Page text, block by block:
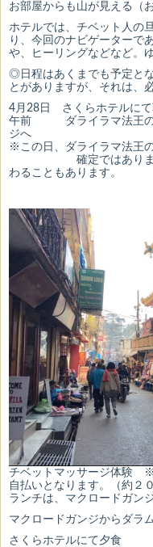
お部屋からも山が見える（
ホテルでは、チベット人の
り、今回のナビゲーターで
や、ヒーリングなどなど。
◎日程はあくまでも予定と
とがありますが、それは、
4月28日 さくらホテルにて
午前 ダライラマ法王の
ジへ
※この日、ダライラマ法王
確定ではありません
わることもあります。
チベットマッサージ体験 ※
自払いとなります。（約２
ランチは、マクロードガン
マクロードガンジからダラ
さくらホテルにて夕食